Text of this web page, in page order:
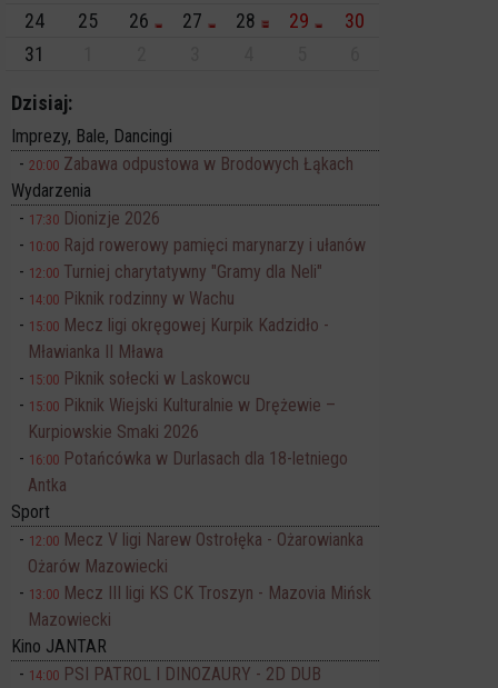
24
25 26 27 28 29
30
31
Dzisiaj:
Imprezy, Bale, Dancingi
20:00 Zabawa odpustowa w Brodowych Łąkach
Wydarzenia
17:30 Dionizje 2026
10:00 Rajd rowerowy pamięci marynarzy i ułanów
12:00 Turniej charytatywny "Gramy dla Neli"
14:00 Piknik rodzinny w Wachu
15:00 Mecz ligi okręgowej Kurpik Kadzidło -
Mławianka II Mława
15:00 Piknik sołecki w Laskowcu
15:00 Piknik Wiejski Kulturalnie w Drężewie –
Kurpiowskie Smaki 2026
16:00 Potańcówka w Durlasach dla 18-letniego
Antka
Sport
12:00 Mecz V ligi Narew Ostrołęka - Ożarowianka
Ożarów Mazowiecki
13:00 Mecz III ligi KS CK Troszyn - Mazovia Mińsk
Mazowiecki
Kino JANTAR
14:00 PSI PATROL I DINOZAURY - 2D DUB